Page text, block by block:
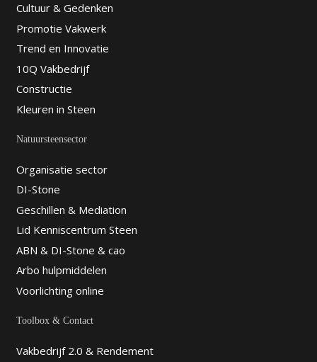
Cultuur & Gedenken
Promotie Vakwerk
Trend en Innovatie
10Q Vakbedrijf
Constructie
Kleuren in Steen
Natuursteensector
Organisatie sector
DI-Stone
Geschillen & Mediation
Lid Kenniscentrum Steen
ABN & DI-Stone & cao
Arbo hulpmiddelen
Voorlichting online
Toolbox & Contact
Vakbedrijf 2.0 & Rendement